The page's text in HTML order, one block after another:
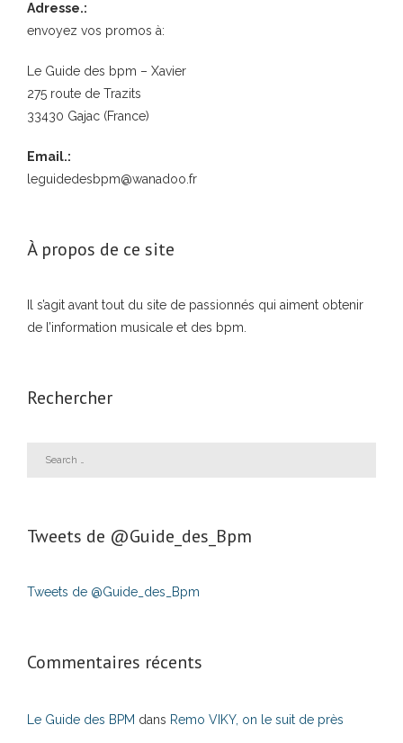
Adresse.:
envoyez vos promos à:
Le Guide des bpm – Xavier
275 route de Trazits
33430 Gajac (France)
Email.:
leguidedesbpm@wanadoo.fr
À propos de ce site
Il s’agit avant tout du site de passionnés qui aiment obtenir
de l’information musicale et des bpm.
Rechercher
Tweets de ‎@Guide_des_Bpm
Tweets de @Guide_des_Bpm
Commentaires récents
Le Guide des BPM dans Remo VIKY, on le suit de près